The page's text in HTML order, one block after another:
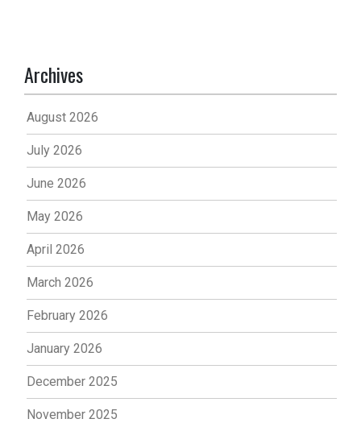
Archives
August 2026
July 2026
June 2026
May 2026
April 2026
March 2026
February 2026
January 2026
December 2025
November 2025